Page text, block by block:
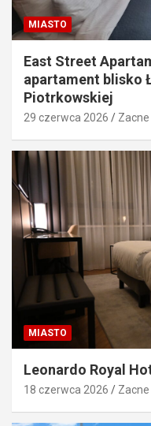
MIASTO
East Street
apartament blisko
Piotrkowskiej
29 czerwca 2026
MIASTO
Leonardo Royal
18 czerwca 2026